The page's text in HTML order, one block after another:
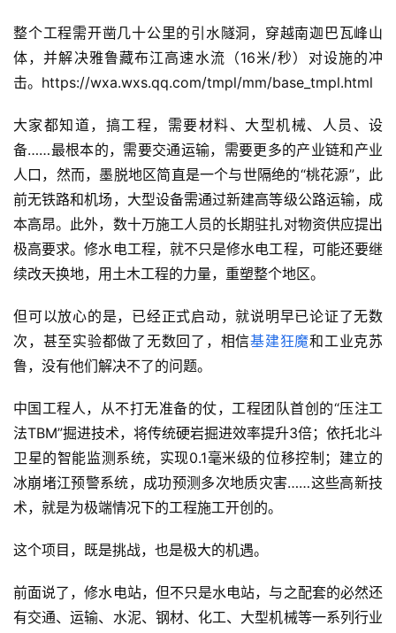
整个工程需开凿几十公里的引水隧洞，穿越南迦巴瓦峰山
体，并解决雅鲁藏布江高速水流（16米/秒）对设施的冲
击。https://wxa.wxs.qq.com/tmpl/mm/base_tmpl.html
大家都知道，搞工程，需要材料、大型机械、人员、设
备……最根本的，需要交通运输，需要更多的产业链和产业
人口，然而，墨脱地区简直是一个与世隔绝的“桃花源”，此
前无铁路和机场，大型设备需通过新建高等级公路运输，成
本高昂。此外，数十万施工人员的长期驻扎对物资供应提出
极高要求。修水电工程，就不只是修水电工程，可能还要继
续改天换地，用土木工程的力量，重塑整个地区。
但可以放心的是，已经正式启动，就说明早已论证了无数
次，甚至实验都做了无数回了，相信基建狂魔和工业克苏
鲁，没有他们解决不了的问题。
中国工程人，从不打无准备的仗，工程团队首创的“压注工
法TBM”掘进技术，将传统硬岩掘进效率提升3倍；依托北斗
卫星的智能监测系统，实现0.1毫米级的位移控制；建立的
冰崩堵江预警系统，成功预测多次地质灾害……这些高新技
术，就是为极端情况下的工程施工开创的。
这个项目，既是挑战，也是极大的机遇。
前面说了，修水电站，但不只是水电站，与之配套的必然还
有交通、运输、水泥、钢材、化工、大型机械等一系列行业